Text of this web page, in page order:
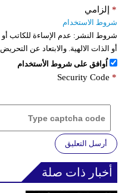
إلزامي *
شروط الاستخدام
شروط النشر: عدم الإساءة للكاتب
أو الذات الالهية. والابتعاد عن
اُوافق على شروط الأستخدام
Security Code *
أرسل التعليق
أخبار ذات صلة